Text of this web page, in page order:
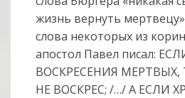
жизнь вернуть
слова некоторых из
апостол Павел писал:
ВОСКРЕСЕНИЯ МЕРТВЫХ,
НЕ ВОСКРЕС; /…/ А ЕСЛИ